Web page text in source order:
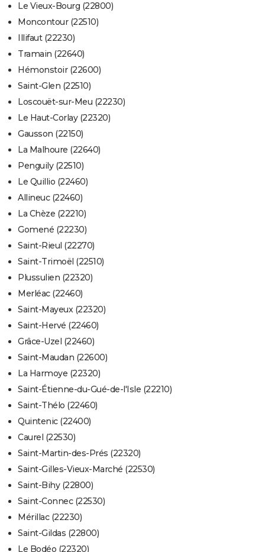
Le Vieux-Bourg (22800)
Moncontour (22510)
Illifaut (22230)
Tramain (22640)
Hémonstoir (22600)
Saint-Glen (22510)
Loscouët-sur-Meu (22230)
Le Haut-Corlay (22320)
Gausson (22150)
La Malhoure (22640)
Penguily (22510)
Le Quillio (22460)
Allineuc (22460)
La Chèze (22210)
Gomené (22230)
Saint-Rieul (22270)
Saint-Trimoël (22510)
Plussulien (22320)
Merléac (22460)
Saint-Mayeux (22320)
Saint-Hervé (22460)
Grâce-Uzel (22460)
Saint-Maudan (22600)
La Harmoye (22320)
Saint-Étienne-du-Gué-de-l'Isle (22210)
Saint-Thélo (22460)
Quintenic (22400)
Caurel (22530)
Saint-Martin-des-Prés (22320)
Saint-Gilles-Vieux-Marché (22530)
Saint-Bihy (22800)
Saint-Connec (22530)
Mérillac (22230)
Saint-Gildas (22800)
Le Bodéo (22320)